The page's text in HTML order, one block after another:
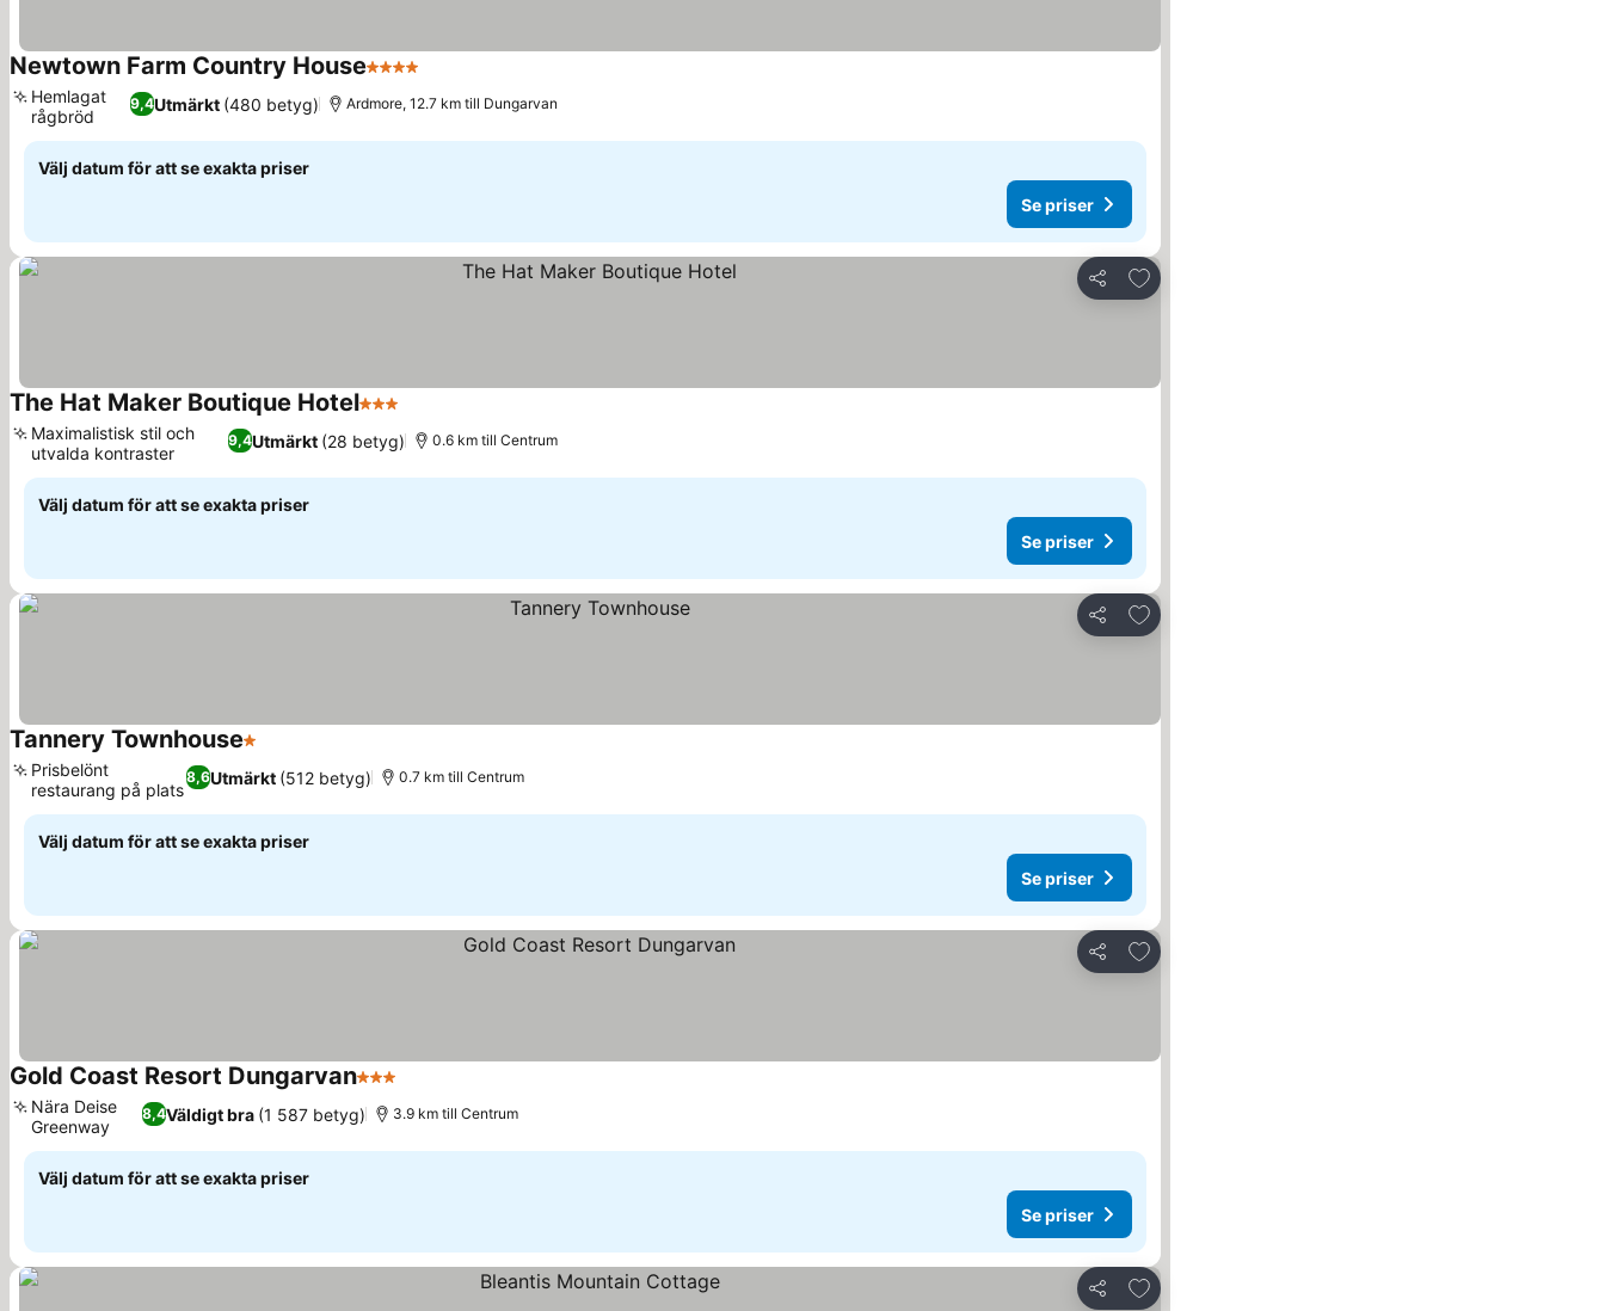
Newtown Farm Country House4 Stjärnor
9,4Utmärkt (480 betyg)
Hemlagat
rågbröd
Ardmore, 12.7 km till Dungarvan
Välj datum för att se exakta priser
Se priser
Dela
Lägg till i Mina Favoriter
The Hat Maker Boutique Hotel3 Stjärnor
9,4Utmärkt (28 betyg)
Maximalistisk stil och
utvalda kontraster
0.6 km till Centrum
Välj datum för att se exakta priser
Se priser
Dela
Lägg till i Mina Favoriter
Tannery Townhouse1 Stjärnor
8,6Utmärkt (512 betyg)
Prisbelönt
restaurang på plats
0.7 km till Centrum
Välj datum för att se exakta priser
Se priser
Dela
Lägg till i Mina Favoriter
Gold Coast Resort Dungarvan3 Stjärnor
8,4Väldigt bra (1 587 betyg)
Nära Deise
Greenway
3.9 km till Centrum
Välj datum för att se exakta priser
Se priser
Dela
Lägg till i Mina Favoriter